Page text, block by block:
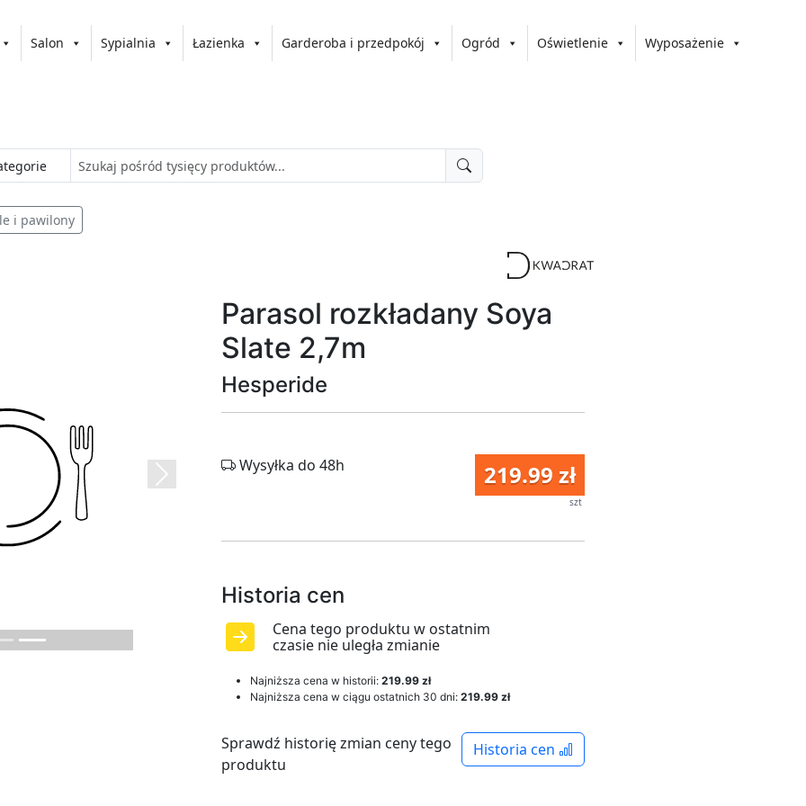
Salon Sypialnia Łazienka Garderoba i przedpokój Ogród Oświetlenie Wyposażenie
i pawilony
Next
Parasol rozkładany Soya
Slate 2,7m
Hesperide
219.99 zł
szt
Wysyłka do 48h
Historia cen
Cena tego produktu w ostatnim
czasie nie uległa zmianie
Najniższa cena w historii: 219.99 zł
Najniższa cena w ciągu ostatnich 30 dni: 219.99 zł
Historia cen
Sprawdź historię zmian ceny tego
produktu